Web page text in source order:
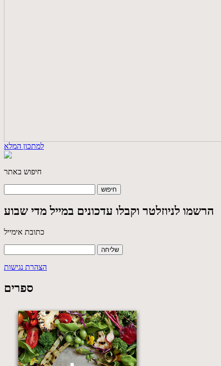
למתכון המלא
חיפוש באתר
הרשמו לניוזלטר וקבלו עדכונים במייל מדי שבוע
כתובת אימייל
הצהרת נגישות
ספרים